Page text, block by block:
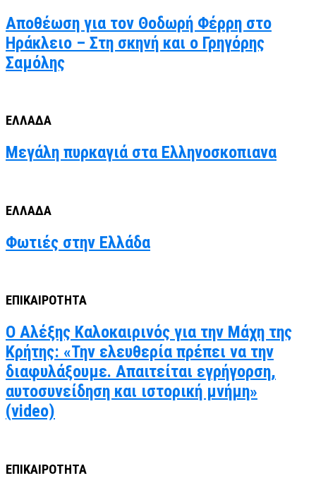
Αποθέωση για τον Θοδωρή Φέρρη στο
Ηράκλειο – Στη σκηνή και ο Γρηγόρης
Σαμόλης
ΕΛΛΑΔΑ
Μεγάλη πυρκαγιά στα Ελληνοσκοπιανα
ΕΛΛΑΔΑ
Φωτιές στην Ελλάδα
ΕΠΙΚΑΙΡΟΤΗΤΑ
Ο Αλέξης Καλοκαιρινός για την Μάχη της
Κρήτης: «Την ελευθερία πρέπει να την
διαφυλάξουμε. Απαιτείται εγρήγορση,
αυτοσυνείδηση και ιστορική μνήμη»
(video)
ΕΠΙΚΑΙΡΟΤΗΤΑ